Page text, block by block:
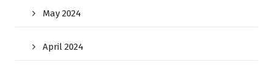
May 2024
April 2024